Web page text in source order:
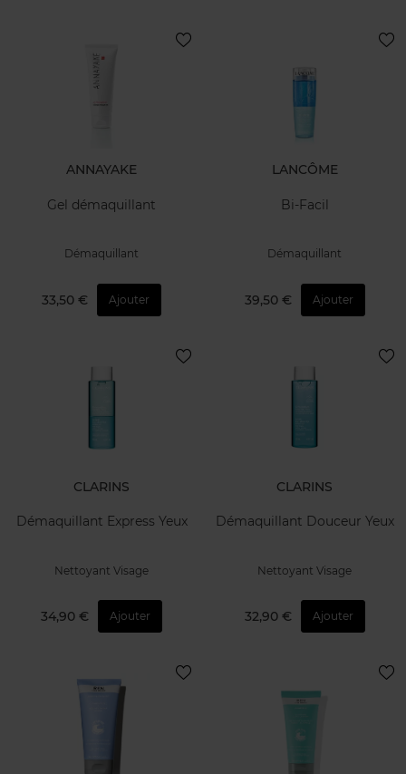
ANNAYAKE
Gel démaquillant
Démaquillant
33,50 € Ajouter
LANCÔME
Bi-Facil
Démaquillant
39,50 € Ajouter
CLARINS
Démaquillant Express Yeux
Nettoyant Visage
34,90 € Ajouter
CLARINS
Démaquillant Douceur Yeux
Nettoyant Visage
32,90 € Ajouter